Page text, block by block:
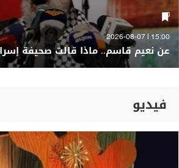
15:00 | 2026-08-07
عن نعيم قاسم.. ماذا قالت صحيفة
فيديو